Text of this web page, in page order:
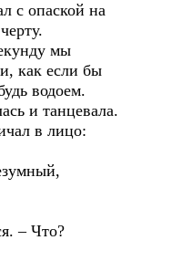
с опаской на
мы
как если бы
водоем.
и танцевала.
в лицо:
– Что?